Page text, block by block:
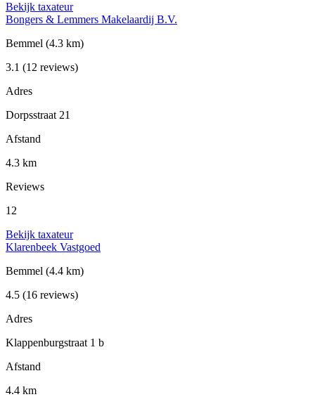
Bekijk taxateur
Bongers & Lemmers Makelaardij B.V.
Bemmel (4.3 km)
3.1 (12 reviews)
Adres
Dorpsstraat 21
Afstand
4.3 km
Reviews
12
Bekijk taxateur
Klarenbeek Vastgoed
Bemmel (4.4 km)
4.5 (16 reviews)
Adres
Klappenburgstraat 1 b
Afstand
4.4 km